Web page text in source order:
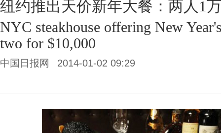
纽约推出天价新年大餐：两人1
NYC steakhouse offering New
two for $10,000
中国日报网 2014-01-02 09:29